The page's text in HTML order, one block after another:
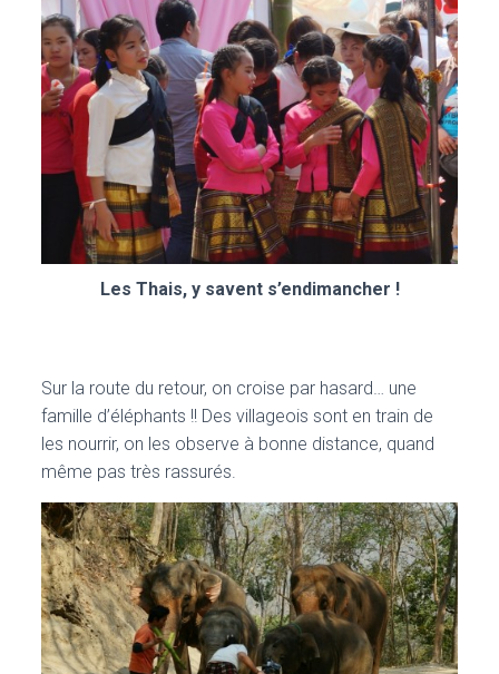
Les Thais, y savent s’endimancher !
Sur la route du retour, on croise par hasard… une
famille d’éléphants !! Des villageois sont en train de
les nourrir, on les observe à bonne distance, quand
même pas très rassurés.